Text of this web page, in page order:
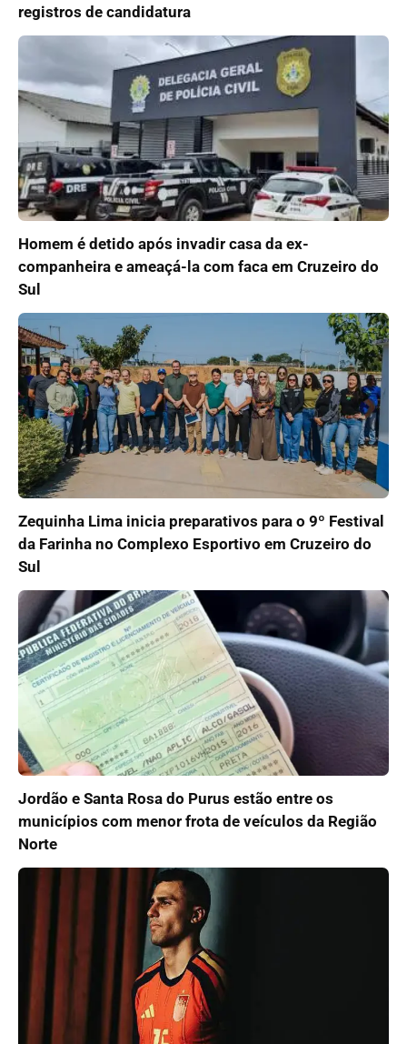
registros de candidatura
Homem é detido após invadir casa da ex-
companheira e ameaçá-la com faca em Cruzeiro do
Sul
Zequinha Lima inicia preparativos para o 9º Festival
da Farinha no Complexo Esportivo em Cruzeiro do
Sul
Jordão e Santa Rosa do Purus estão entre os
municípios com menor frota de veículos da Região
Norte